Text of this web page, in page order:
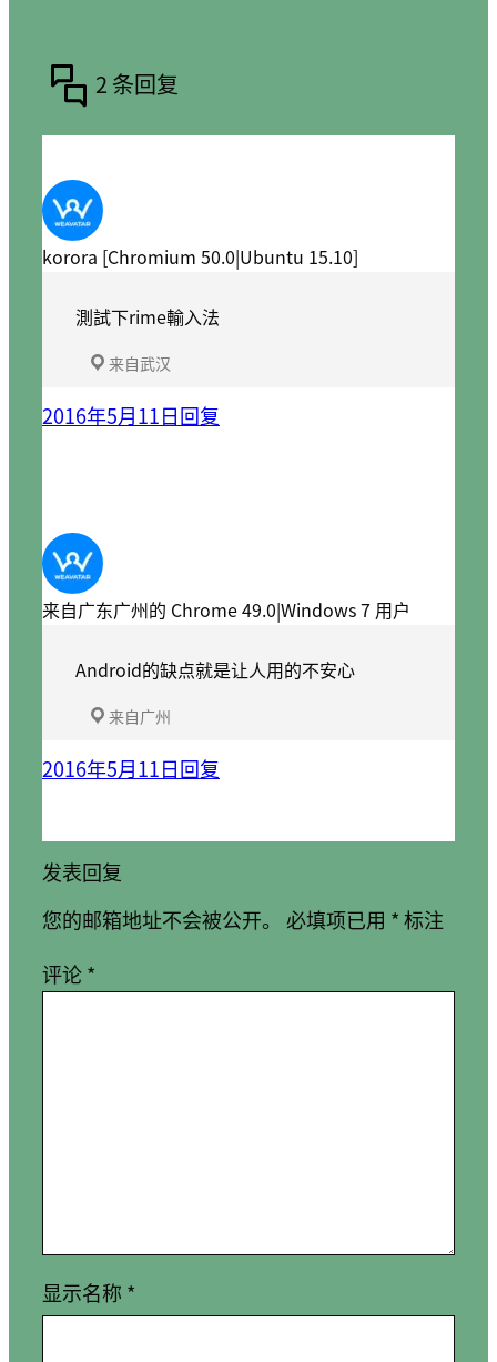
2 条回复
korora [Chromium 50.0|Ubuntu 15.10]
測試下rime輸入法
来自武汉
2016年5月11日回复
来自广东广州的 Chrome 49.0|Windows 7 用户
Android的缺点就是让人用的不安心
来自广州
2016年5月11日回复
发表回复
您的邮箱地址不会被公开。
必填项已用 *标注
评论*
显示名称 *